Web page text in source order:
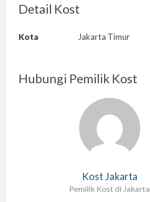
r
a
s
Detail Kost
Kota Jakarta Timur
Hubungi Pemilik Kost
Kost Jakarta
Pemilik Kost di Jakarta